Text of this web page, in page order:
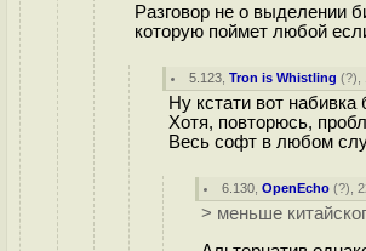
Разговор не о выделении
которую поймет любой
5.123 ,Tron is Whistling (?),
Ну кстати вот
Хотя, повторюсь,
Весь софт в любом
6.130 ,OpenEcho (?),
> меньше